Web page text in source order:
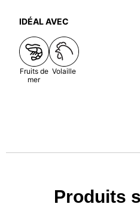
IDÉAL AVEC
Fruits de
mer
Volaille
Produits